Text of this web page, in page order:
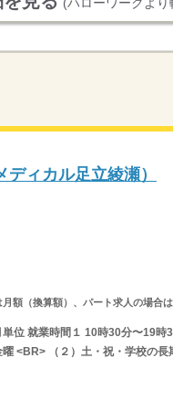
ィカル足立綾瀬）
額（換算額）、パート求人の場合は
位 就業時間１ 10時30分〜19
<BR> （２）土・祝・学校の